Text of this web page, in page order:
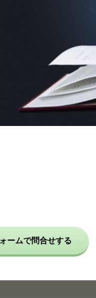
ームで問合せする